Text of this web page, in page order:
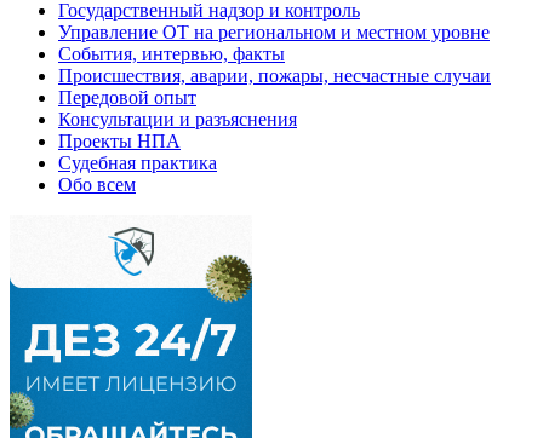
Государственный надзор и контроль
Управление ОТ на региональном и местном уровне
События, интервью, факты
Происшествия, аварии, пожары, несчастные случаи
Передовой опыт
Консультации и разъяснения
Проекты НПА
Судебная практика
Обо всем